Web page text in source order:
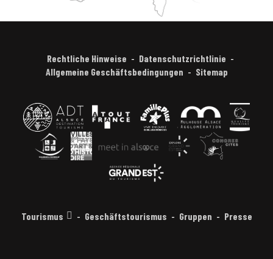
Rechtliche Hinweise
Datenschutzrichtlinie
Allgemeine Geschäftsbedingungen
Sitemap
Tourismus Geschäftstourismus Gruppen Presse